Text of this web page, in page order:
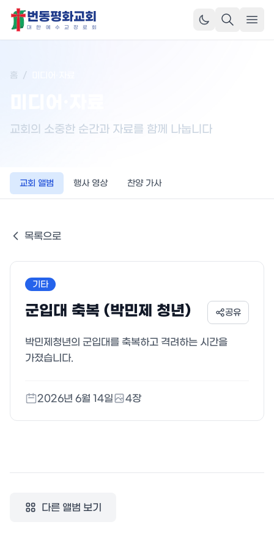
번동평화교회
대 한 예 수 교 장 로 회
메뉴
홈 /
교회의 소중한 순간과 자료를 함께 나눕니다
교회 앨범 행사 영상 찬양 가사
목록으로
기타
군입대 축복 (박민제 청년) 공유
박민제청년의 군입대를 축복하고 격려하는 시간을
가졌습니다.
2026년 6월 14일 4장
다른 앨범 보기